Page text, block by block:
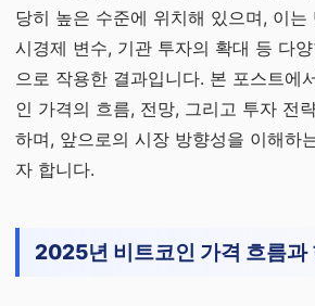
당히 높은 수준에 위치해 있으며, 이는
시경제 변수, 기관 투자의 확대 등 다
으로 작용한 결과입니다. 본 포스트에
인 가격의 흐름, 전망, 그리고 투자 전
하며, 앞으로의 시장 방향성을 이해하
자 합니다.
2025년 비트코인 가격 흐름과